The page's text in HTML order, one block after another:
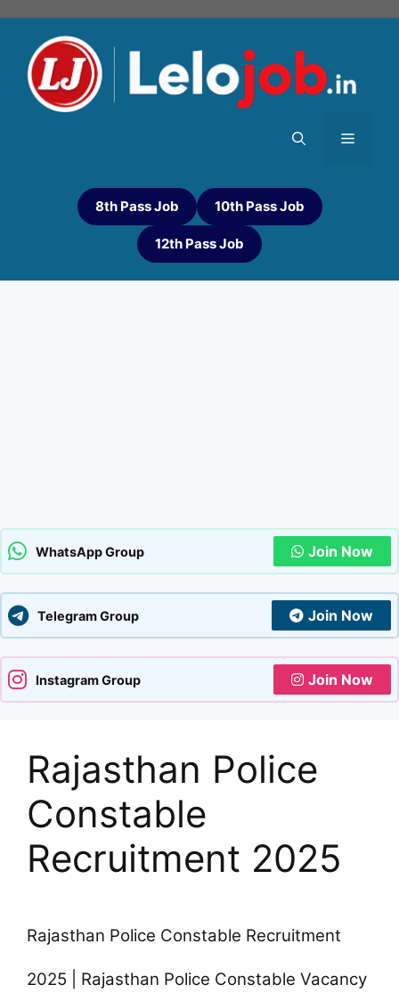
8th Pass Job 10th Pass Job
12th Pass Job
WhatsApp Group Join Now
Telegram Group Join Now
Instagram Group Join Now
Rajasthan Police
Constable
Recruitment 2025
Rajasthan Police Constable Recruitment
2025 | Rajasthan Police Constable Vacancy